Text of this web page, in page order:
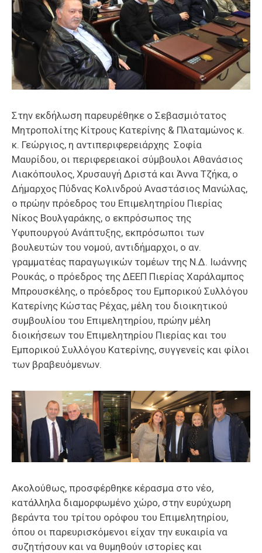
Στην εκδήλωση παρευρέθηκε ο Σεβασμιότατος
Μητροπολίτης Κίτρους Κατερίνης & Πλαταμώνος κ.
κ. Γεώργιος, η αντιπεριφερειάρχης Σοφία
Μαυρίδου, οι περιφερειακοί σύμβουλοι Αθανάσιος
Λιακόπουλος, Χρυσαυγή Δριστά και Άννα Τζήκα, ο
Δήμαρχος Πύδνας Κολινδρού Αναστάσιος Μανώλας,
ο πρώην πρόεδρος του Επιμελητηρίου Πιερίας
Νίκος Βουλγαράκης, ο εκπρόσωπος της
Υφυπουργού Ανάπτυξης, εκπρόσωποι των
βουλευτών του νομού, αντιδήμαρχοι, ο αν.
γραμματέας παραγωγικών τομέων της Ν.Δ. Ιωάννης
Ρουκάς, ο πρόεδρος της ΔΕΕΠ Πιερίας Χαράλαμπος
Μπρουσκέλης, ο πρόεδρος του Εμπορικού Συλλόγου
Κατερίνης Κώστας Ρέχας, μέλη του διοικητικού
συμβουλίου του Επιμελητηρίου, πρώην μέλη
διοικήσεων του Επιμελητηρίου Πιερίας και του
Εμπορικού Συλλόγου Κατερίνης, συγγενείς και φίλοι
των βραβευόμενων.
Ακολούθως, προσφέρθηκε κέρασμα στο νέο,
κατάλληλα διαμορφωμένο χώρο, στην ευρύχωρη
βεράντα του τρίτου ορόφου του Επιμελητηρίου,
όπου οι παρευρισκόμενοι είχαν την ευκαιρία να
συζητήσουν και να θυμηθούν ιστορίες και